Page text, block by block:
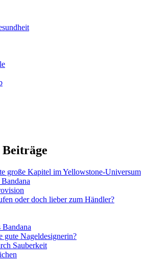
Beiträge
große Kapitel im Yellowstone-Universum
oder doch lieber zum Händler?
Bandana
gute Nageldesignerin?
Sauberkeit